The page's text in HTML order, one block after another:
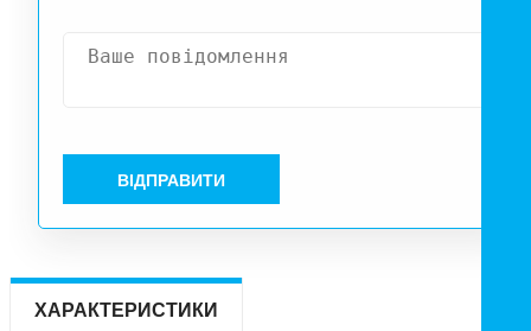
ВІДПРАВИТИ
ХАРАКТЕРИСТИКИ